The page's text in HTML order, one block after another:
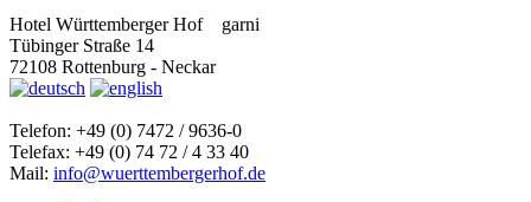
Hotel Württemberger Hof
garni
Tübinger Straße 14
72108 Rottenburg - Neckar
Telefon: +49 (0) 7472 / 9636-0
Telefax: +49 (0) 74 72 / 4 33 40
Mail: info@wuerttembergerhof.de